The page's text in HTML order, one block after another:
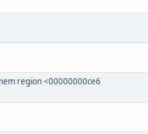
region <00000000ce6